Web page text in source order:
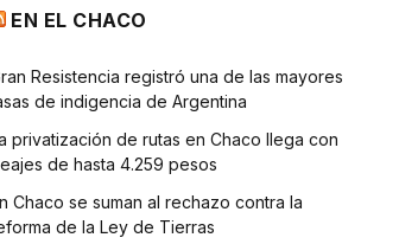
EN EL CHACO
Resistencia registró una de las mayores
de indigencia de Argentina
privatización de rutas en Chaco llega con
de hasta 4.259 pesos
Chaco se suman al rechazo contra la
de la Ley de Tierras